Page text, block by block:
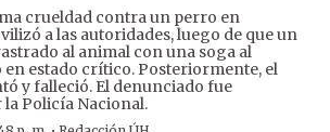
crueldad contra un perro en
a las autoridades, luego de que un
al animal con una soga al
en estado crítico. Posteriormente, el
y falleció. El denunciado fue
Policía Nacional.